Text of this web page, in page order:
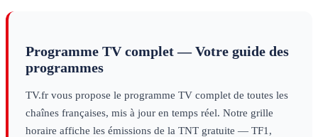
Programme TV complet — Votre guide des
programmes
TV.fr vous propose le programme TV complet de toutes les
chaînes françaises, mis à jour en temps réel. Notre grille
horaire affiche les émissions de la TNT gratuite — TF1,